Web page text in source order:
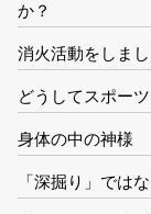
か？
消火活動をしま
どうしてスポー
身体の中の神様
「深掘り」では